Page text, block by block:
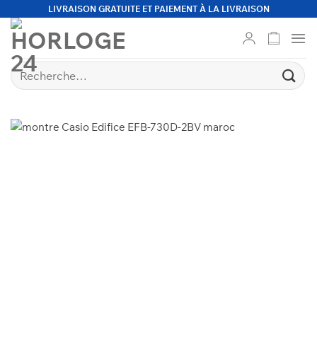
contenu
LIVRAISON GRATUITE ET PAIEMENT À LA LIVRAISON
Recherche
pour :